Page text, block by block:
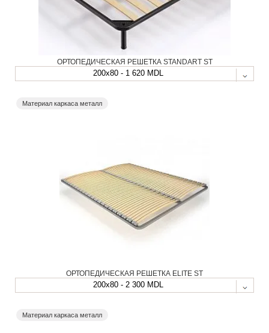
ОРТОПЕДИЧЕСКАЯ РЕШЕТКА STANDART ST
200x80 - 1 620 MDL
Материал каркаса металл
ОРТОПЕДИЧЕСКАЯ РЕШЕТКА ELITE ST
200x80 - 2 300 MDL
Материал каркаса металл